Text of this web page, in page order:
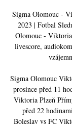
Sigma Olomouc -
2023 | Fotbal
Olomouc -
livescore,
Sigma Olomouc
prosince před 11
Viktoria Plzeň
před 22
Boleslav vs FC